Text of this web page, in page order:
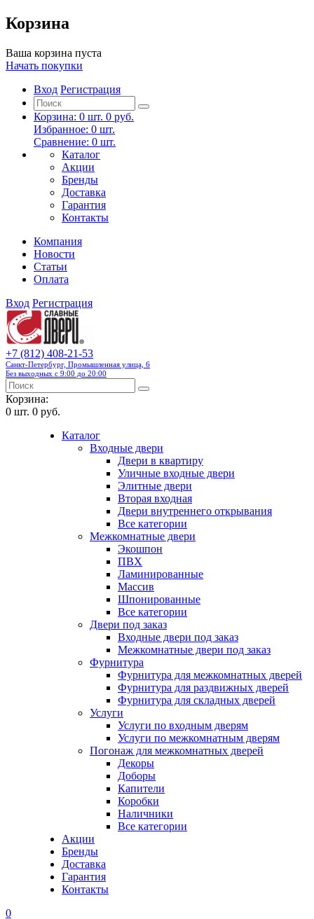
Корзина
Ваша корзина пуста
Начать покупки
Вход Регистрация
Корзина: 0 шт. 0 руб.
Избранное: 0 шт.
Сравнение: 0 шт.
Каталог
Акции
Бренды
Доставка
Гарантия
Контакты
Компания
Новости
Статьи
Оплата
Вход Регистрация
+7 (812) 408-21-53
Санкт-Петербург, Промышленная улица, 6
Без выходных с 9:00 до 20:00
Корзина:
0 шт. 0 руб.
Каталог
Входные двери
Двери в квартиру
Уличные входные двери
Элитные двери
Вторая входная
Двери внутреннего открывания
Все категории
Межкомнатные двери
Экошпон
ПВХ
Ламинированные
Массив
Шпонированные
Все категории
Двери под заказ
Входные двери под заказ
Межкомнатные двери под заказ
Фурнитура
Фурнитура для межкомнатных дверей
Фурнитура для раздвижных дверей
Фурнитура для складных дверей
Услуги
Услуги по входным дверям
Услуги по межкомнатным дверям
Погонаж для межкомнатных дверей
Декоры
Доборы
Капители
Коробки
Наличники
Все категории
Акции
Бренды
Доставка
Гарантия
Контакты
0